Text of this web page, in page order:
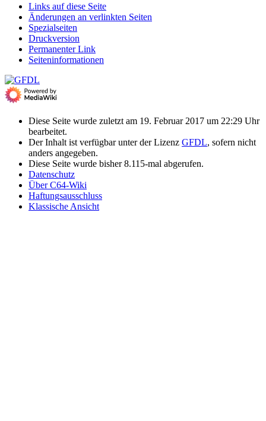
Links auf diese Seite
Änderungen an verlinkten Seiten
Spezialseiten
Druckversion
Permanenter Link
Seiten­­informationen
Diese Seite wurde zuletzt am 19. Februar 2017 um 22:29 Uhr
bearbeitet.
Der Inhalt ist verfügbar unter der Lizenz GFDL, sofern nicht
anders angegeben.
Diese Seite wurde bisher 8.115-mal abgerufen.
Datenschutz
Über C64-Wiki
Haftungsausschluss
Klassische Ansicht